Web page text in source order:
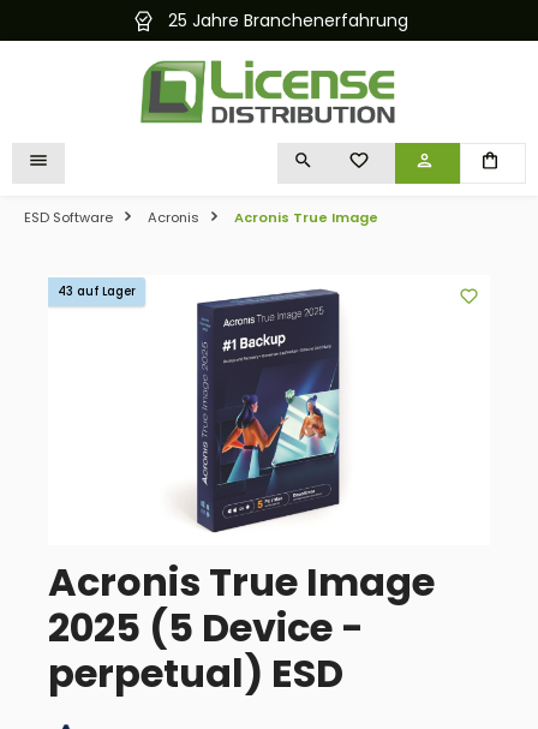
springen 25 Jahre Branchenerfahrung
DU HAST 0 PRODUKTE
ESD Software Acronis Acronis True Image
Bildergalerie überspringen
43 auf Lager
Acronis True Image
2025 (5 Device -
perpetual) ESD